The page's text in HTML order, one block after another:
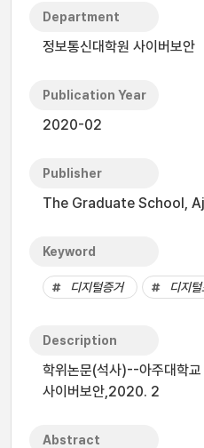
Department
정보통신대학원 사이버보안
Publication Year
2020-02
Publisher
The Graduate School,
Keyword
디지털증거 디지
Description
학위논문(석사)--아주대학교
사이버보안,2020. 2
Abstract